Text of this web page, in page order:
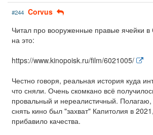
#244 Corvus
Читал про вооруженные правые ячейки
на это:
https://www.kinopoisk.ru/film/6021005/
Честно говоря, реальная история куда
что сняли. Очень скомкано всё
провальный и нереалистичный. Полагаю,
снять кино был "захват" Капитолия в
прибавило качества.